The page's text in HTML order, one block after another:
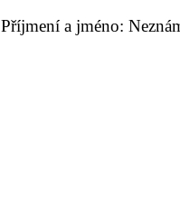
Příjmení a jméno: